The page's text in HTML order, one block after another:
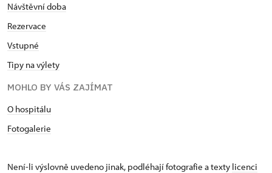
Návštěvní doba
Rezervace
Vstupné
Tipy na výlety
MOHLO BY VÁS ZAJÍMAT
O hospitálu
Fotogalerie
Není-li výslovně uvedeno jinak, podléhají fotografie a texty licenci